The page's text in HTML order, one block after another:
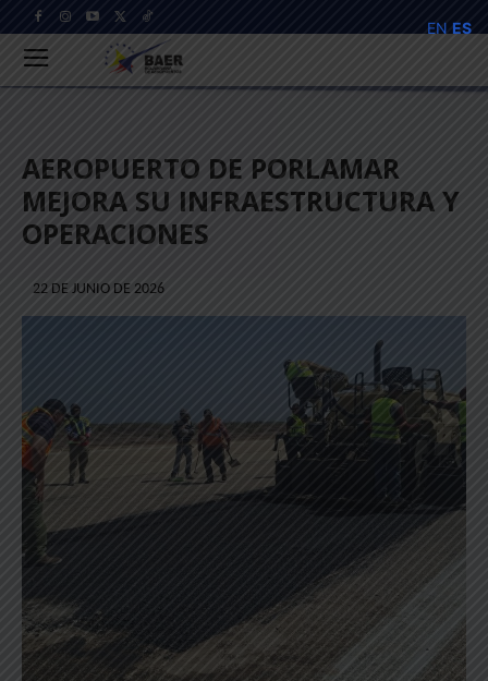
AEROPUERTO DE PORLAMAR
MEJORA SU INFRAESTRUCTURA Y
OPERACIONES
22 DE JUNIO DE 2026
EN ES